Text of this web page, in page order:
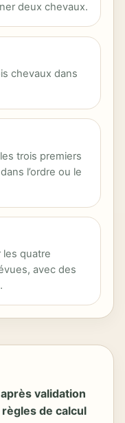
deux chevaux.
chevaux dans
trois premiers
l’ordre ou le
les quatre
avec des
validation
de calcul